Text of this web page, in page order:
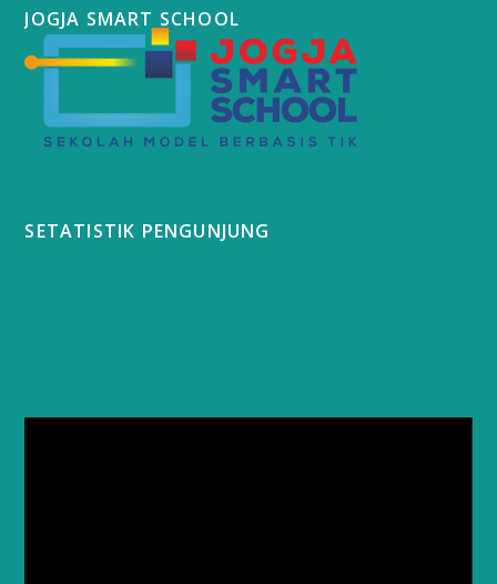
JOGJA SMART SCHOOL
SETATISTIK PENGUNJUNG